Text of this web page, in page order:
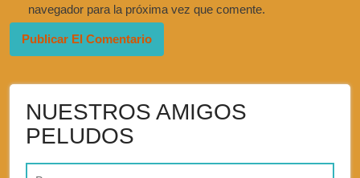
navegador para la próxima vez que comente.
NUESTROS AMIGOS
PELUDOS